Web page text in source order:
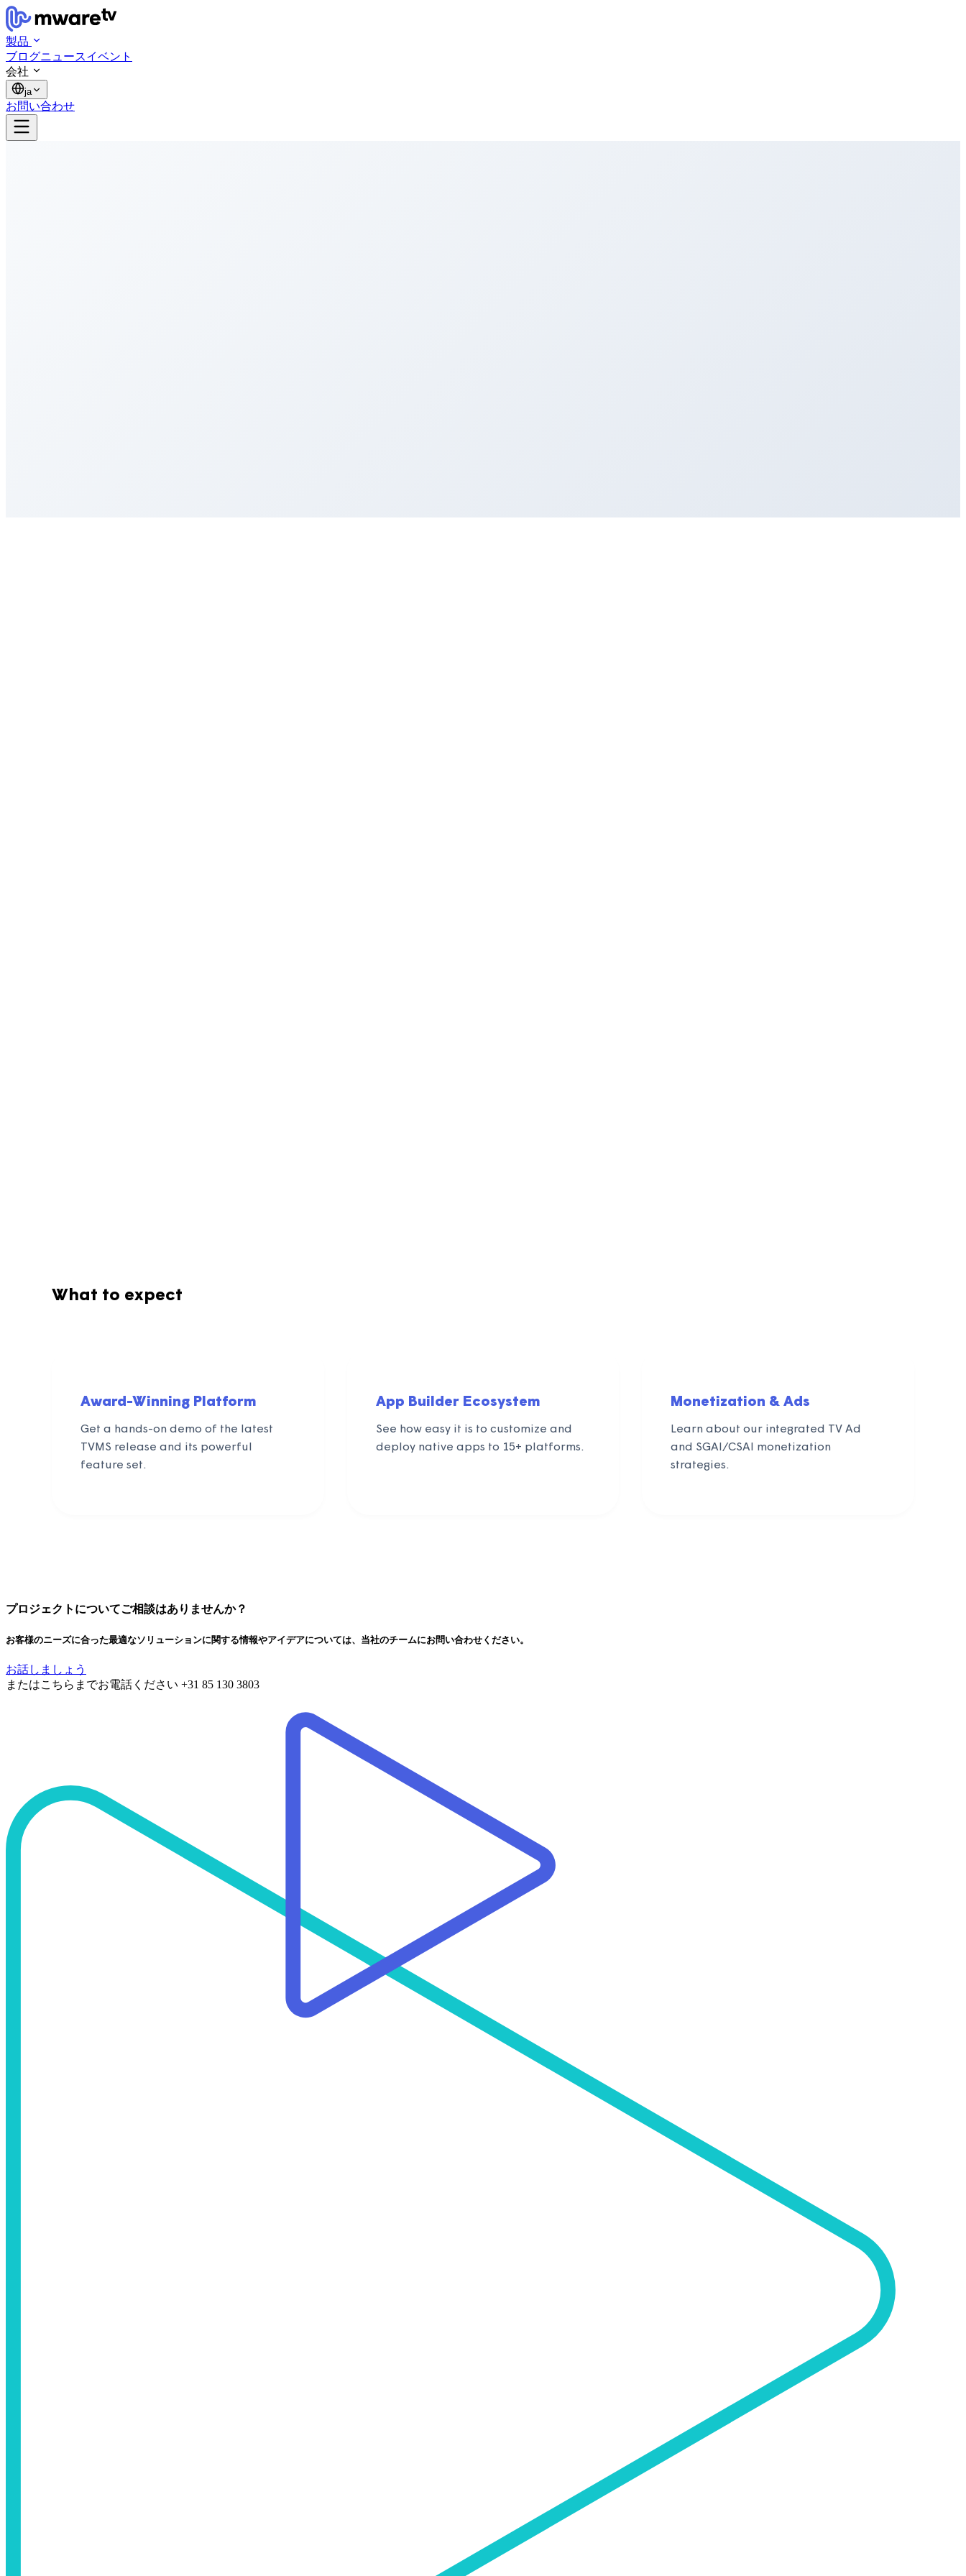
製品
ブログニュースイベント
会社
ja
お問い合わせ
What to expect
Award-Winning Platform
Get a hands-on demo of the latest
TVMS release and its powerful
feature set.
App Builder Ecosystem
See how easy it is to customize and
deploy native apps to 15+ platforms.
Monetization & Ads
Learn about our integrated TV Ad
and SGAI/CSAI monetization
strategies.
プロジェクトについてご相談はありませんか？
お客様のニーズに合った最適なソリューションに関する情報やアイデアについては、当社のチームにお問い合わせください。
お話しましょう
またはこちらまでお電話ください +31 85 130 3803